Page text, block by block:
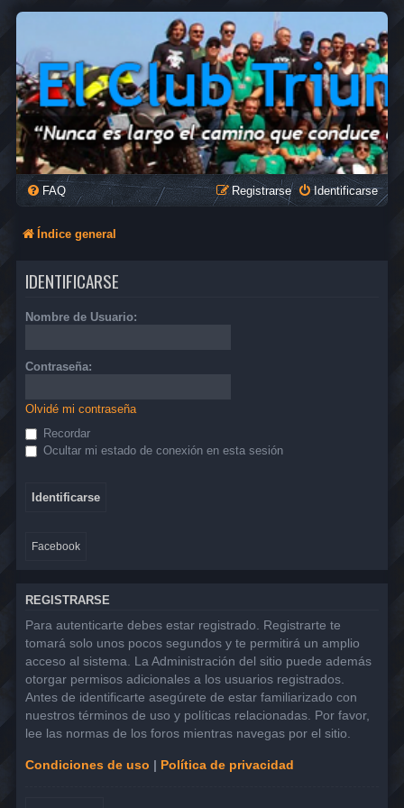
FAQ Identificarse
Registrarse
Índice general
IDENTIFICARSE
Nombre de Usuario:
Contraseña:
Olvidé mi contraseña
Recordar
Ocultar mi estado de conexión en esta sesión
Facebook
REGISTRARSE
Para autenticarte debes estar registrado. Registrarte te
tomará solo unos pocos segundos y te permitirá un amplio
acceso al sistema. La Administración del sitio puede además
otorgar permisos adicionales a los usuarios registrados.
Antes de identificarte asegúrete de estar familiarizado con
nuestros términos de uso y políticas relacionadas. Por favor,
lee las normas de los foros mientras navegas por el sitio.
Condiciones de uso | Política de privacidad